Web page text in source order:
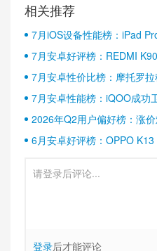
相关推荐
7月iOS设备性能榜：iPad
7月安卓好评榜：REDMI
半壁江山
7月安卓性价比榜：摩托罗
7月安卓性能榜：iQOO成功
2026年Q2用户偏好榜：涨
6月安卓好评榜：OPPO
登录后才能评论